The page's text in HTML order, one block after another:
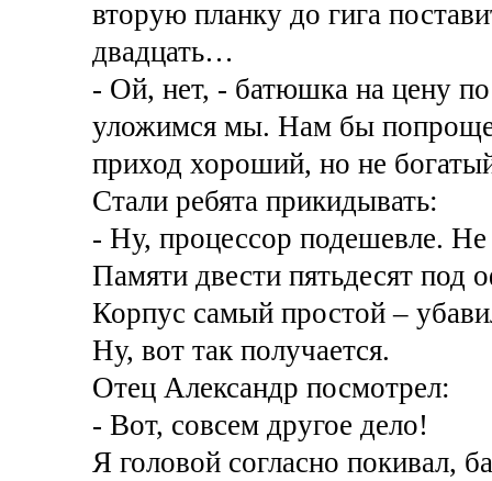
вторую планку до гига
двадцать…
- Ой, нет, - батюшка на цену
уложимся мы. Нам бы
приход хороший, но не
Стали ребята прикидывать:
- Ну, процессор подешевле.
Памяти двести пятьдесят под
Корпус самый простой –
Ну, вот так получается.
Отец Александр посмотрел:
- Вот, совсем другое дело!
Я головой согласно покивал,